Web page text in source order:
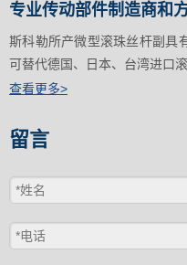
专业传动部件制造商和
斯科勒所产微型滚珠丝杆副具
可替代德国、日本、台湾进口滚
查看更多>
留言